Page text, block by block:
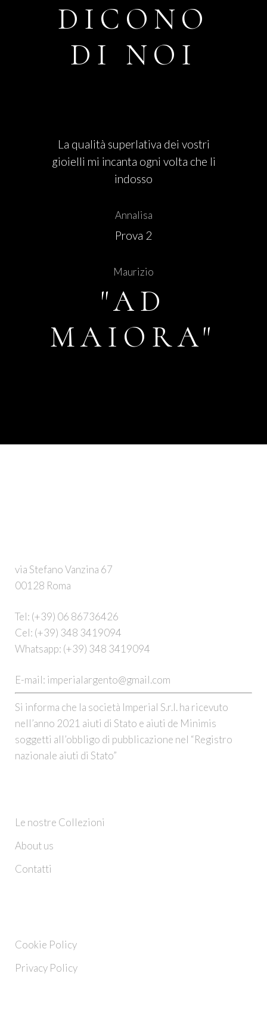
DICONO
DI NOI
La qualità superlativa dei vostri
gioielli mi incanta ogni volta che li
indosso
Annalisa
Prova 2
Maurizio
"AD
MAIORA"
via Stefano Vanzina 67
00128 Roma
Tel: (+39) 06 86736426
Cel: (+39) 348 3419094
Whatsapp: (+39) 348 3419094
E-mail: imperialargento@gmail.com
Si informa che la società Imperial S.r.l. ha ricevuto
nell’anno 2021 aiuti di Stato e aiuti de Minimis
soggetti all’obbligo di pubblicazione nel “Registro
nazionale aiuti di Stato”
Le nostre Collezioni
About us
Contatti
Cookie Policy
Privacy Policy